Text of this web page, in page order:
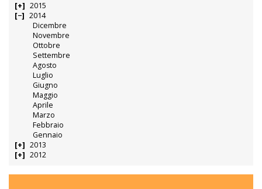
2015
2014
Dicembre
Novembre
Ottobre
Settembre
Agosto
Luglio
Giugno
Maggio
Aprile
Marzo
Febbraio
Gennaio
2013
2012